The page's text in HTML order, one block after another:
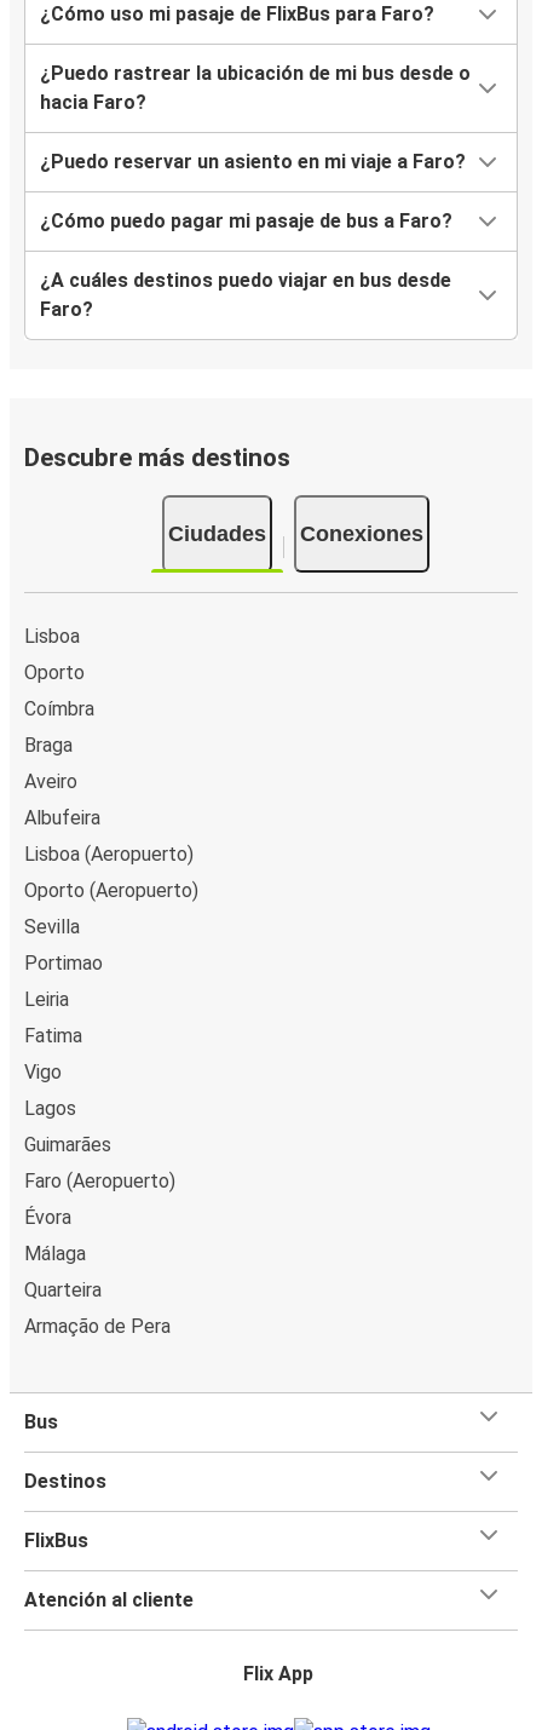
¿Cómo uso mi pasaje de FlixBus para Faro?
¿Puedo rastrear la ubicación de mi bus desde o
hacia Faro?
¿Puedo reservar un asiento en mi viaje a Faro?
¿Cómo puedo pagar mi pasaje de bus a Faro?
¿A cuáles destinos puedo viajar en bus desde
Faro?
Descubre más destinos
Ciudades Conexiones
Lisboa
Oporto
Coímbra
Braga
Aveiro
Albufeira
Lisboa (Aeropuerto)
Oporto (Aeropuerto)
Sevilla
Portimao
Leiria
Fatima
Vigo
Lagos
Guimarães
Faro (Aeropuerto)
Évora
Málaga
Quarteira
Armação de Pera
Bus
Destinos
FlixBus
Atención al cliente
Flix App